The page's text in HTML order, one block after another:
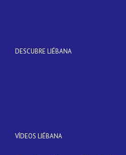
DESCUBRE LIÉBANA
VÍDEOS LIÉBANA